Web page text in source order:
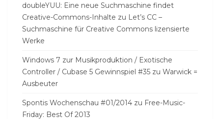
doubleYUU: Eine neue Suchmaschine findet
Creative-Commons-Inhalte zu Let’s CC –
Suchmaschine für Creative Commons lizensierte
Werke
Windows 7 zur Musikproduktion / Exotische
Controller / Cubase 5 Gewinnspiel #35 zu Warwick =
Ausbeuter
Spontis Wochenschau #01/2014 zu Free-Music-
Friday: Best Of 2013